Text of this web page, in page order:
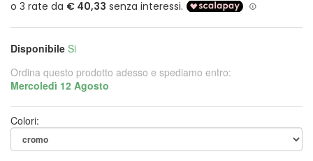
Disponibile Si
Ordina questo prodotto adesso e spediamo entro:
Mercoledì 12 Agosto
Colori: